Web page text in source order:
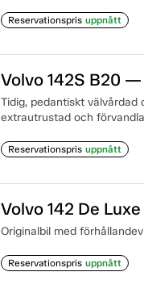
Reservationspris uppnått
Volvo 142S B20 —
Tidig, pedantiskt
extrautrustad och
Reservationspris uppnått
Volvo 142 De
Originalbil med
Reservationspris uppnått